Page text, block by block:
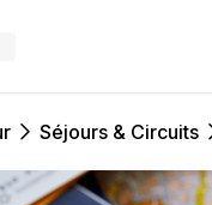
Séjours & Circuits